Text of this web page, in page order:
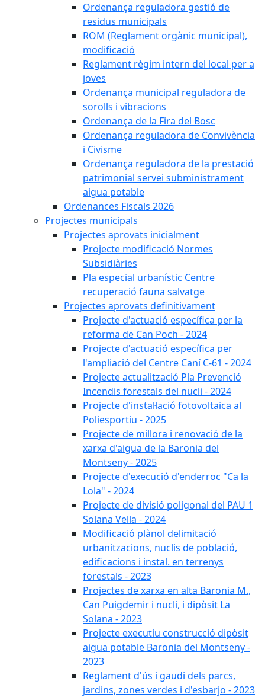
Ordenança reguladora gestió de
residus municipals
ROM (Reglament orgànic municipal),
modificació
Reglament règim intern del local per a
joves
Ordenança municipal reguladora de
sorolls i vibracions
Ordenança de la Fira del Bosc
Ordenança reguladora de Convivència
i Civisme
Ordenança reguladora de la prestació
patrimonial servei subministrament
aigua potable
Ordenances Fiscals 2026
Projectes municipals
Projectes aprovats inicialment
Projecte modificació Normes
Subsidiàries
Pla especial urbanístic Centre
recuperació fauna salvatge
Projectes aprovats definitivament
Projecte d'actuació específica per la
reforma de Can Poch - 2024
Projecte d'actuació específica per
l'ampliació del Centre Caní C-61 - 2024
Projecte actualització Pla Prevenció
Incendis forestals del nucli - 2024
Projecte d'instal·lació fotovoltaica al
Poliesportiu - 2025
Projecte de millora i renovació de la
xarxa d'aigua de la Baronia del
Montseny - 2025
Projecte d'execució d'enderroc "Ca la
Lola" - 2024
Projecte de divisió poligonal del PAU 1
Solana Vella - 2024
Modificació plànol delimitació
urbanitzacions, nuclis de població,
edificacions i instal. en terrenys
forestals - 2023
Projectes de xarxa en alta Baronia M.,
Can Puigdemir i nucli, i dipòsit La
Solana - 2023
Projecte executiu construcció dipòsit
aigua potable Baronia del Montseny -
2023
Reglament d'ús i gaudi dels parcs,
jardins, zones verdes i d'esbarjo - 2023